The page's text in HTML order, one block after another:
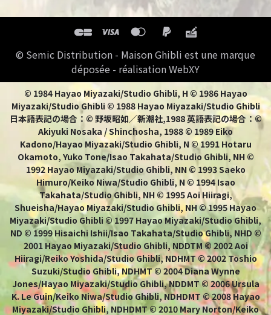
© Semic Distribution - Maison Ghibli est une marque
déposée - réalisation WebXY
© 1984 Hayao Miyazaki/Studio Ghibli, H © 1986 Hayao
Miyazaki/Studio Ghibli © 1988 Hayao Miyazaki/Studio Ghibli
日本語表記の場合：© 野坂昭如／新潮社,1988 英語表記の場合：©
Akiyuki Nosaka / Shinchosha, 1988 © 1989 Eiko
Kadono/Hayao Miyazaki/Studio Ghibli, N © 1991 Hotaru
Okamoto, Yuko Tone/Isao Takahata/Studio Ghibli, NH ©
1992 Hayao Miyazaki/Studio Ghibli, NN © 1993 Saeko
Himuro/Keiko Niwa/Studio Ghibli, N © 1994 Isao
Takahata/Studio Ghibli, NH © 1995 Aoi Hiiragi,
Shueisha/Hayao Miyazaki/Studio Ghibli, NH © 1995 Hayao
Miyazaki/Studio Ghibli © 1997 Hayao Miyazaki/Studio Ghibli,
ND © 1999 Hisaichi Ishii/Isao Takahata/Studio Ghibli, NHD ©
2001 Hayao Miyazaki/Studio Ghibli, NDDTM © 2002 Aoi
Hiiragi/Reiko Yoshida/Studio Ghibli, NDHMT © 2002 Toshio
Suzuki/Studio Ghibli, NDHMT © 2004 Diana Wynne
Jones/Hayao Miyazaki/Studio Ghibli, NDDMT © 2006 Ursula
K. Le Guin/Keiko Niwa/Studio Ghibli, NDHDMT © 2008 Hayao
Miyazaki/Studio Ghibli, NDHDMT © 2010 Mary Norton/Keiko